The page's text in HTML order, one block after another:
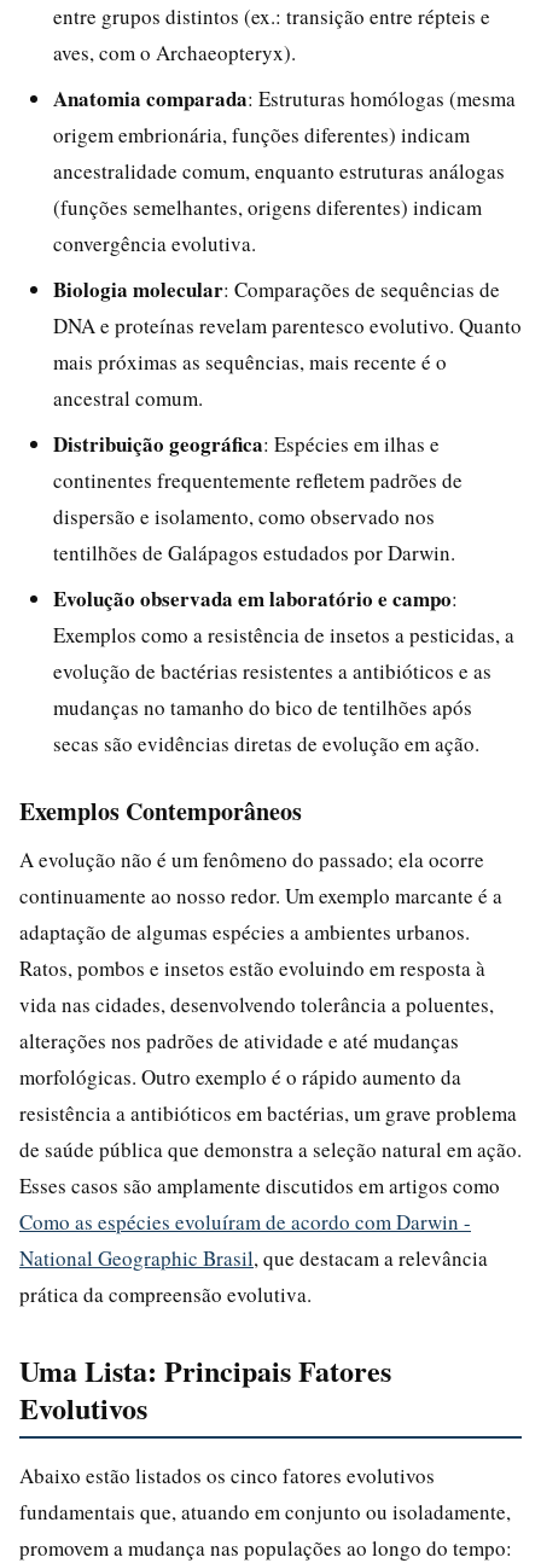
entre grupos distintos (ex.: transição entre répteis e
aves, com o Archaeopteryx).
Anatomia comparada: Estruturas homólogas (mesma
origem embrionária, funções diferentes) indicam
ancestralidade comum, enquanto estruturas análogas
(funções semelhantes, origens diferentes) indicam
convergência evolutiva.
Biologia molecular: Comparações de sequências de
DNA e proteínas revelam parentesco evolutivo. Quanto
mais próximas as sequências, mais recente é o
ancestral comum.
Distribuição geográfica: Espécies em ilhas e
continentes frequentemente refletem padrões de
dispersão e isolamento, como observado nos
tentilhões de Galápagos estudados por Darwin.
Evolução observada em laboratório e campo:
Exemplos como a resistência de insetos a pesticidas, a
evolução de bactérias resistentes a antibióticos e as
mudanças no tamanho do bico de tentilhões após
secas são evidências diretas de evolução em ação.
Exemplos Contemporâneos
A evolução não é um fenômeno do passado; ela ocorre
continuamente ao nosso redor. Um exemplo marcante é a
adaptação de algumas espécies a ambientes urbanos.
Ratos, pombos e insetos estão evoluindo em resposta à
vida nas cidades, desenvolvendo tolerância a poluentes,
alterações nos padrões de atividade e até mudanças
morfológicas. Outro exemplo é o rápido aumento da
resistência a antibióticos em bactérias, um grave problema
de saúde pública que demonstra a seleção natural em ação.
Esses casos são amplamente discutidos em artigos como
Como as espécies evoluíram de acordo com Darwin -
National Geographic Brasil, que destacam a relevância
prática da compreensão evolutiva.
Uma Lista: Principais Fatores
Evolutivos
Abaixo estão listados os cinco fatores evolutivos
fundamentais que, atuando em conjunto ou isoladamente,
promovem a mudança nas populações ao longo do tempo: